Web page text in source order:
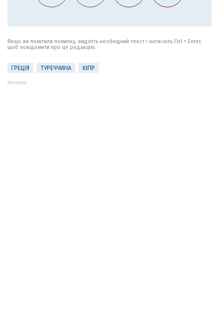
Якщо ви помітили помилку, виділіть необхідний текст і натисніть Ctrl + Enter,
щоб повідомити про це редакцію.
ГРЕЦІЯ ТУРЕЧЧИНА КІПР
РЕКЛАМА: